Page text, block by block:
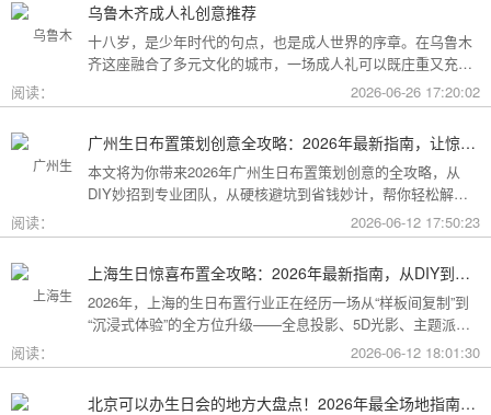
乌鲁木齐成人礼创意推荐
十八岁，是少年时代的句点，也是成人世界的序章。在乌鲁木
齐这座融合了多元文化的城市，一场成人礼可以既庄重又充满
创意。这份攻略为你梳理了从传统仪式到现代派对的多种可
能，希望能帮你找到最独特的那一种。
阅读： 2026-06-26 17:20:02
广州生日布置策划创意全攻略：2026年最新指南，让惊喜成为最难忘的记忆
本文将为你带来2026年广州生日布置策划创意的全攻略，从
DIY妙招到专业团队，从硬核避坑到省钱妙计，帮你轻松解锁
阅读： 2026-06-12 17:50:23
上海生日惊喜布置全攻略：2026年最新指南，从DIY到专业策划一站搞定
2026年，上海的生日布置行业正在经历一场从“样板间复制”到
“沉浸式体验”的全方位升级——全息投影、5D光影、主题派对
套餐层出不穷。本文将为你带来上海生日惊喜布置的2026年最
新全攻略，从低成本DIY到高端定制，从惊喜创意到趋势解
阅读： 2026-06-12 18:01:30
北京可以办生日会的地方大盘点！2026年最全场地指南，总有一款适合你